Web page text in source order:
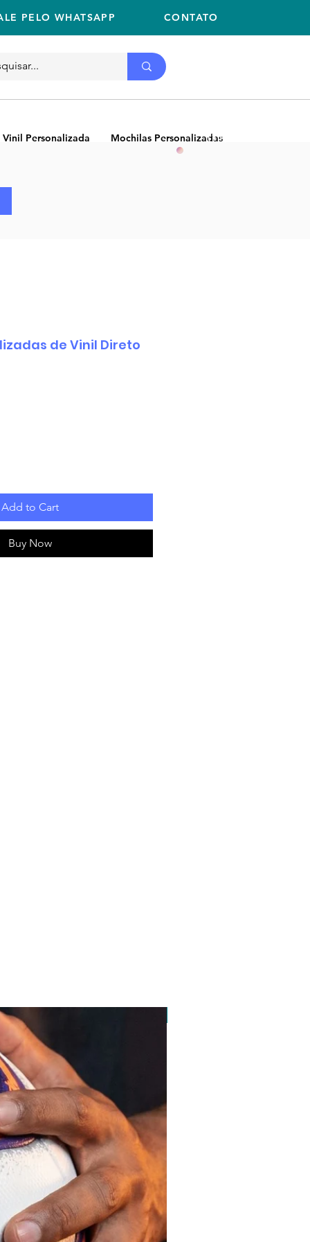
Vinil Personalizada Mochilas Personalizadas(11) 2059-2675
PELO WHATSAPP CONTATO
NEW
de Vinil Direto
Add to Cart
Buy Now